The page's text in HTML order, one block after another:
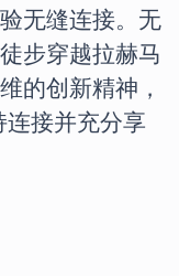
无缝连接。无
步穿越拉赫马
的创新精神，
接并充分享